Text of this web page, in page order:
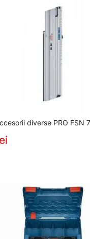
diverse PRO FSN